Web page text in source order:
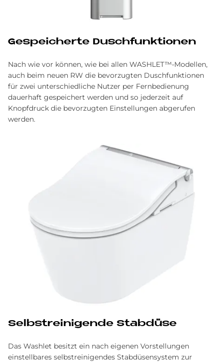
Ge­spei­cher­te Dusch­funk­tio­nen
Nach wie vor können, wie bei allen WASHLET™-Modellen,
auch beim neuen RW die bevorzugten Duschfunktionen
für zwei unterschiedliche Nutzer per Fernbedienung
dauerhaft gespeichert werden und so jederzeit auf
Knopfdruck die bevorzugten Einstellungen abgerufen
werden.
Selbst­rei­ni­gen­de Stab­düse
Das Washlet besitzt ein nach eigenen Vorstellungen
einstellbares selbstreinigendes Stabdüsensystem zur